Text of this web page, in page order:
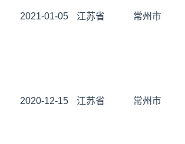
2021-01-05 江苏省 常州市
2020-12-15 江苏省 常州市